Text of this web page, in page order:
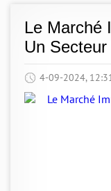
Le Marché
Un
4-09-2024,